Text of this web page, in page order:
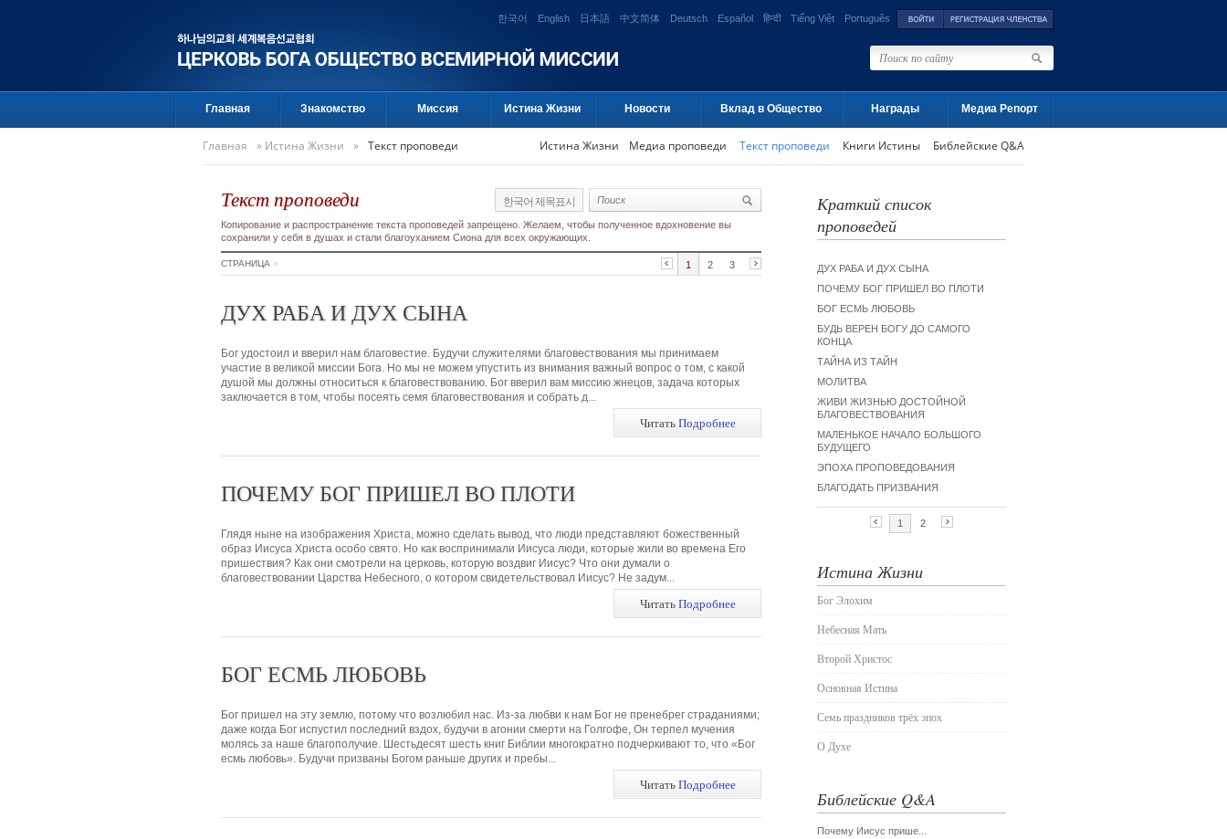
한국어 English 日本語 中文简体 Deutsch Español हिन्दी Tiếng Việt Português
Главная Знакомство Миссия Истина Жизни Новости Вклад в Общество Награды Медиа Репорт
Главная » Истина Жизни » Текст проповеди Истина Жизни Медиа проповеди Текст проповеди Книги Истины Библейские Q&A
Текст проповеди 한국어 제목표시
Копирование и распространение текста проповедей запрещено. Желаем, чтобы полученное вдохновение вы
сохранили у себя в душах и стали благоуханием Сиона для всех окружающих.
СТРАНИЦА » 1 2 3
ДУХ РАБА И ДУХ СЫНА
Бог удостоил и вверил нам благовестие. Будучи служителями благовествования мы принимаем
участие в великой миссии Бога. Но мы не можем упустить из внимания важный вопрос о том, с какой
душой мы должны относиться к благовествованию. Бог вверил вам миссию жнецов, задача которых
заключается в том, чтобы посеять семя благовествования и собрать д...
ЧитатьПодробнее
ПОЧЕМУ БОГ ПРИШЕЛ ВО ПЛОТИ
Глядя ныне на изображения Христа, можно сделать вывод, что люди представляют божественный
образ Иисуса Христа особо свято. Но как воспринимали Иисуса люди, которые жили во времена Его
пришествия? Как они смотрели на церковь, которую воздвиг Иисус? Что они думали о
благовествовании Царства Небесного, о котором свидетельствовал Иисус? Не задум...
ЧитатьПодробнее
БОГ ЕСМЬ ЛЮБОВЬ
Бог пришел на эту землю, потому что возлюбил нас. Из-за любви к нам Бог не пренебрег страданиями;
даже когда Бог испустил последний вздох, будучи в агонии смерти на Голгофе, Он терпел мучения
молясь за наше благополучие. Шестьдесят шесть книг Библии многократно подчеркивают то, что «Бог
есмь любовь». Будучи призваны Богом раньше других и пребы...
ЧитатьПодробнее
Истина Жизни
Бог Элохим
Небесная Мать
Второй Христос
Основная Истина
Семь праздников трёх эпох
О Духе